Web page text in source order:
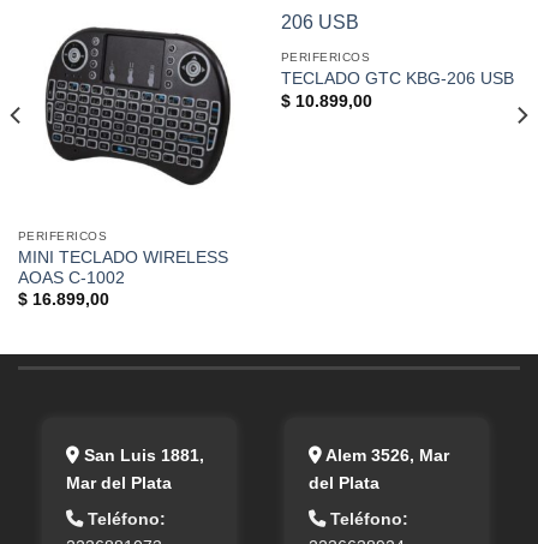
PERIFERICOS
MINI TECLADO WIRELESS
AOAS C-1002
$16.899,00
PERIFERICOS
TECLADO GTC KBG-206 USB
$10.899,00
San Luis 1881,
Mar del Plata
Teléfono:
Alem 3526, Mar
del Plata
Teléfono: